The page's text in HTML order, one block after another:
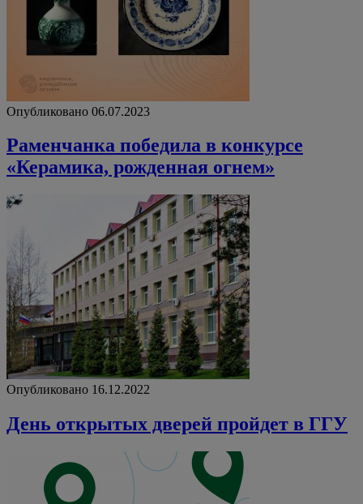
Опубликовано 06.07.2023
Раменчанка победила в конкурсе
«Керамика, рожденная огнем»
Опубликовано 16.12.2022
День открытых дверей пройдет в ГГУ